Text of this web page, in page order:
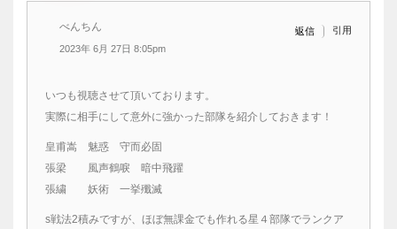
べんちん
2023年 6月 27日 8:05pm
返信 引用
いつも視聴させて頂いております。
実際に相手にして意外に強かった部隊を紹介しておきます！
皇甫嵩 魅惑 守而必固
張梁 風声鶴唳 暗中飛躍
張繍 妖術 一挙殲滅
s戦法2積みですが、ほぼ無課金でも作れる星４部隊でランクア